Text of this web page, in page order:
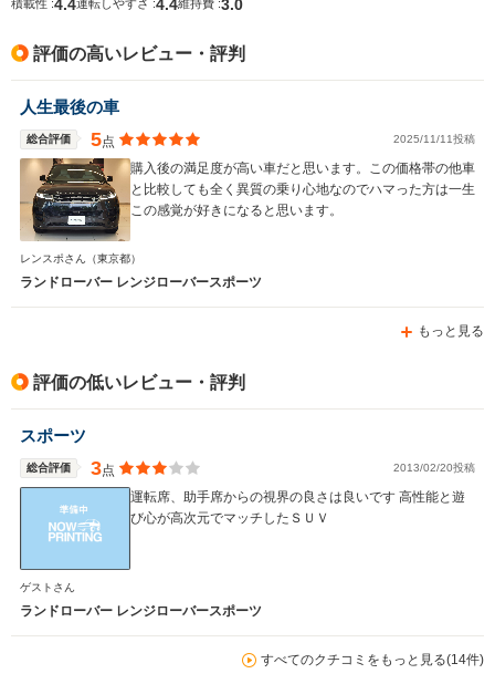
積載性 :4.4運転しやすさ :4.4維持費 :3.0
評価の高いレビュー・評判
人生最後の車
総合評価 5点 2025/11/11投稿
購入後の満足度が高い車だと思います。この価格帯の他車
と比較しても全く異質の乗り心地なのでハマった方は一生
この感覚が好きになると思います。
レンスポさん （東京都）
ランドローバー レンジローバースポーツ
もっと見る
評価の低いレビュー・評判
スポーツ
総合評価 3点 2013/02/20投稿
運転席、助手席からの視界の良さは良いです 高性能と遊
び心が高次元でマッチしたＳＵＶ
ゲストさん
ランドローバー レンジローバースポーツ
すべてのクチコミをもっと見る(14件)